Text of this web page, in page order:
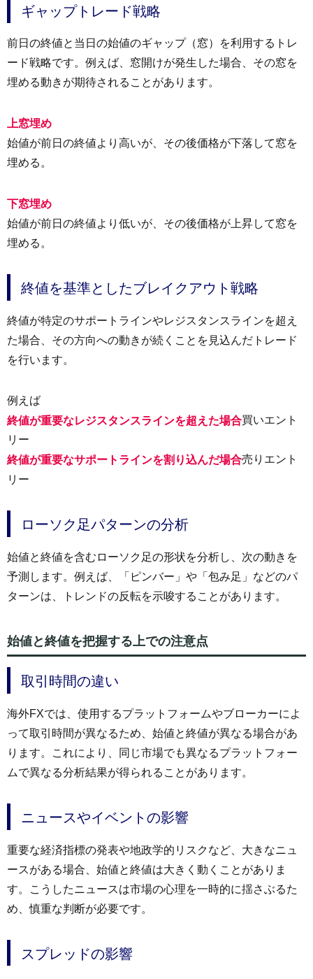
ギャップトレード戦略
前日の終値と当日の始値のギャップ（窓）を利用するトレ
ード戦略です。例えば、窓開けが発生した場合、その窓を
埋める動きが期待されることがあります。
上窓埋め
始値が前日の終値より高いが、その後価格が下落して窓を
埋める。
下窓埋め
始値が前日の終値より低いが、その後価格が上昇して窓を
埋める。
終値を基準としたブレイクアウト戦略
終値が特定のサポートラインやレジスタンスラインを超え
た場合、その方向への動きが続くことを見込んだトレード
を行います。
例えば
終値が重要なレジスタンスラインを超えた場合買いエント
リー
終値が重要なサポートラインを割り込んだ場合売りエント
リー
ローソク足パターンの分析
始値と終値を含むローソク足の形状を分析し、次の動きを
予測します。例えば、「ピンバー」や「包み足」などのパ
ターンは、トレンドの反転を示唆することがあります。
始値と終値を把握する上での注意点
取引時間の違い
海外FXでは、使用するプラットフォームやブローカーによ
って取引時間が異なるため、始値と終値が異なる場合があ
ります。これにより、同じ市場でも異なるプラットフォー
ムで異なる分析結果が得られることがあります。
ニュースやイベントの影響
重要な経済指標の発表や地政学的リスクなど、大きなニュ
ースがある場合、始値と終値は大きく動くことがありま
す。こうしたニュースは市場の心理を一時的に揺さぶるた
め、慎重な判断が必要です。
スプレッドの影響